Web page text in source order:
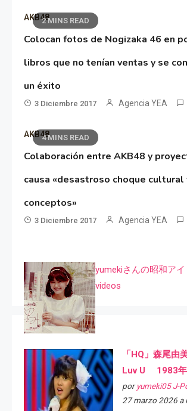
2 MINS READ
AKB48
Colocan fotos de Nogizaka 46 en
libros que no tenían ventas y se
un éxito
3 Diciembre 2017 Agencia YEA
4 MINS READ
AKB48
Colaboración entre AKB48 y
causa «desastroso choque cultural
conceptos»
3 Diciembre 2017 Agencia YEA
yumekiさんの昭和ア
videos
「HQ」森尾由
Luv U 1983年
por yumeki05 J-
27 marzo 2026 a